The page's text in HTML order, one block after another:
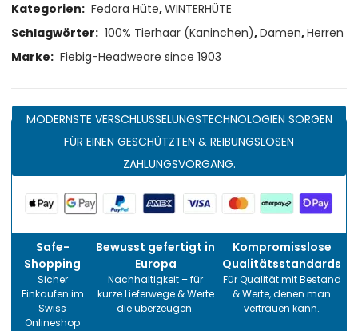
Kategorien: Fedora Hüte,WINTERHÜTE
Schlagwörter: 100% Tierhaar (Kaninchen),Damen,Herren
Marke: Fiebig-Headweare since 1903
MODERNSTE VERSCHLÜSSELUNGSTECHNOLOGIEN SORGEN
FÜR EINEN GESCHÜTZTEN & REIBUNGSLOSEN
ZAHLUNGSVORGANG.
Safe-
Shopping
Sicher
Einkaufen im
Swiss
Onlineshop
Bewusst gefertigt in
Europa
Nachhaltigkeit – für
kurze Lieferwege & Werte
die überzeugen.
Kompromisslose
Qualitätsstandards
Für Qualität mit Bestand
& Werte, denen man
vertrauen kann.